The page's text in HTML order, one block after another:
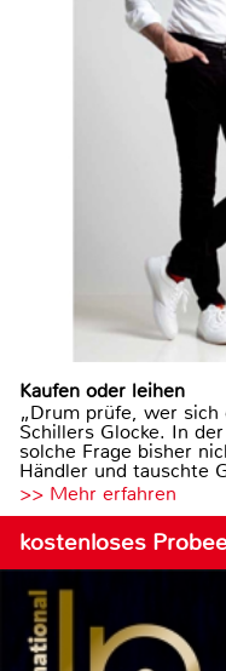
Kaufen oder leihen
„Drum prüfe, wer
Schillers Glocke. In
solche Frage bisher
Händler und tauschte
>> Mehr erfahren
kostenloses